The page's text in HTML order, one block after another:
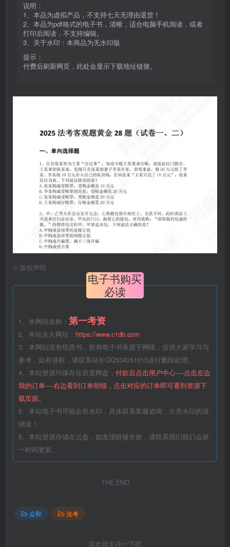
说明：
1、本品为虚拟产品，不支持七天无理由退货！
2、本品为pdf格式的电子书，清晰，适合电脑手机阅读，或者
打印后阅读，不支持编辑。
3、关于水印：本商品为无水印版
提示：
付费后刷新网页，此处会显示下载地址链接。
© 版权声明
电子书购买
必读
1、本网站名称： 第一考资
2、本站永久网址： https://www.c1db.com
3、本网站没有纸质书，所有电子书来源于网络，仅供大家学习与
参考，如有侵权，请联系站长QQ534351015进行删除处理。
4、本站资源均保存在百度网盘， 付款后点击用户中心----点击左边
我的订单----右边看到订单明细，点击对应的订单即可看到资源下
载页面。
5、本站电子书可能会有水印，具体联系客服咨询，介意水印的请
绕道！
6、本站资源存储在云盘，如发现链接失效，请联系我们我们会第
一时间更新。
THE END
众和 法考
喜欢就支持一下吧